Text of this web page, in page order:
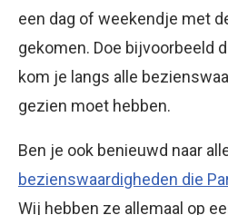
een dag of weekendje met
gekomen. Doe bijvoorbeeld
kom je langs alle
gezien moet hebben.
Ben je ook benieuwd naar
bezienswaardigheden die
Wij hebben ze allemaal op